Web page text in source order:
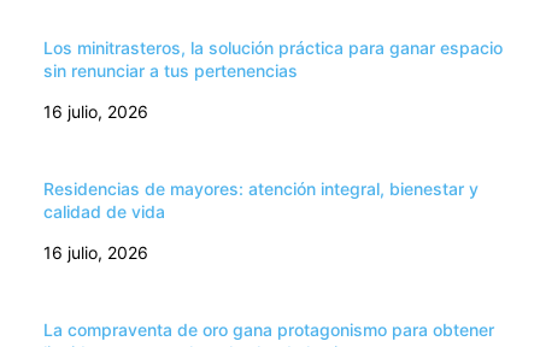
Los minitrasteros, la solución práctica para ganar espacio
sin renunciar a tus pertenencias
16 julio, 2026
Residencias de mayores: atención integral, bienestar y
calidad de vida
16 julio, 2026
La compraventa de oro gana protagonismo para obtener